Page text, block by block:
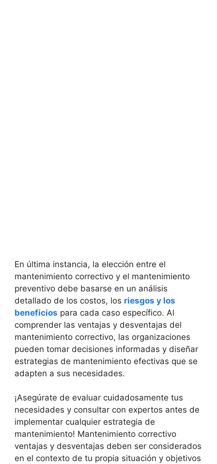
En última instancia, la elección entre el
mantenimiento correctivo y el mantenimiento
preventivo debe basarse en un análisis
detallado de los costos, los riesgos y los
beneficios para cada caso específico. Al
comprender las ventajas y desventajas del
mantenimiento correctivo, las organizaciones
pueden tomar decisiones informadas y diseñar
estrategias de mantenimiento efectivas que se
adapten a sus necesidades.
¡Asegúrate de evaluar cuidadosamente tus
necesidades y consultar con expertos antes de
implementar cualquier estrategia de
mantenimiento! Mantenimiento correctivo
ventajas y desventajas deben ser considerados
en el contexto de tu propia situación y objetivos